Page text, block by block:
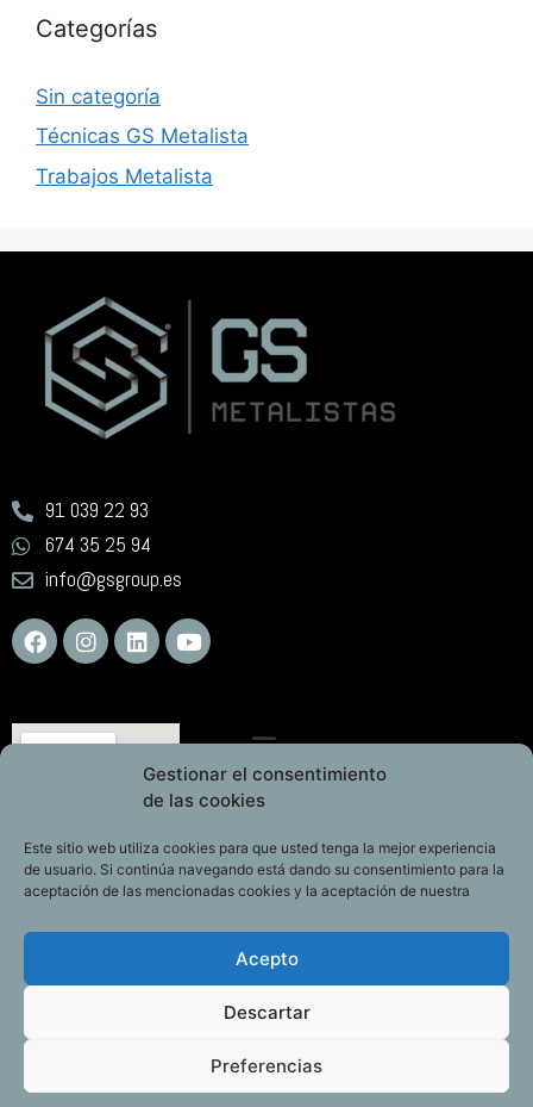
Gestionar el consentimiento
de las cookies
Este sitio web utiliza cookies para que usted tenga la mejor experiencia
de usuario. Si continúa navegando está dando su consentimiento para la
aceptación de las mencionadas cookies y la aceptación de nuestra
Acepto
Descartar
Preferencias
Categorías
Sin categoría
Técnicas GS Metalista
Trabajos Metalista
91 039 22 93
674 35 25 94
info@gsgroup.es